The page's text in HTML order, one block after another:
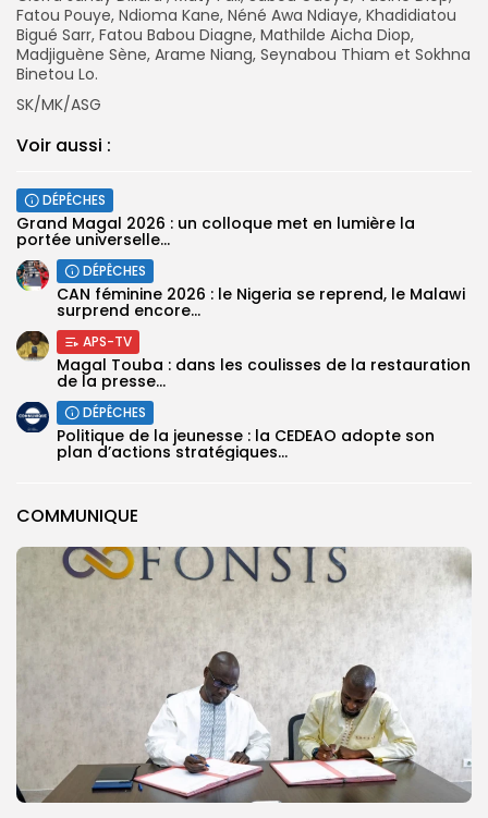
COMMUNIQUE
Fatou Pouye, Ndioma Kane, Néné Awa Ndiaye, Khadidiatou
Bigué Sarr, Fatou Babou Diagne, Mathilde Aicha Diop,
Madjiguène Sène, Arame Niang, Seynabou Thiam et Sokhna
Binetou Lo.
SK/MK/ASG
Voir aussi :
DÉPÊCHES
Grand Magal 2026 : un colloque met en lumière la
portée universelle...
DÉPÊCHES
‎CAN féminine 2026 : le Nigeria se reprend, le Malawi
surprend encore...
APS-TV
Magal Touba : dans les coulisses de la restauration
de la presse...
DÉPÊCHES
Politique de la jeunesse : la CEDEAO adopte son
plan d’actions stratégiques...